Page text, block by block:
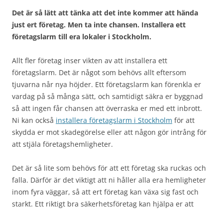
Det är så lätt att tänka att det inte kommer att hända
just ert företag. Men ta inte chansen. Installera ett
företagslarm till era lokaler i Stockholm.
Allt fler företag inser vikten av att installera ett
företagslarm. Det är något som behövs allt eftersom
tjuvarna når nya höjder. Ett företagslarm kan förenkla er
vardag på så många sätt, och samtidigt säkra er byggnad
så att ingen får chansen att överraska er med ett inbrott.
Ni kan också installera företagslarm i Stockholm för att
skydda er mot skadegörelse eller att någon gör intrång för
att stjäla företagshemligheter.
Det är så lite som behövs för att ett företag ska ruckas och
falla. Därför är det viktigt att ni håller alla era hemligheter
inom fyra väggar, så att ert företag kan växa sig fast och
starkt. Ett riktigt bra säkerhetsföretag kan hjälpa er att